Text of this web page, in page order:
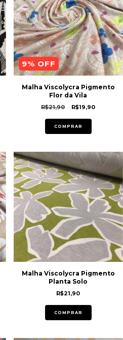
9% OFF
Malha Viscolycra Pigmento
Flor da Vila
R$21,90 R$19,90
COMPRAR
Malha Viscolycra Pigmento
Planta Solo
R$21,90
COMPRAR